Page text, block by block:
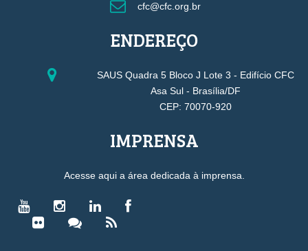
cfc@cfc.org.br
ENDEREÇO
SAUS Quadra 5 Bloco J Lote 3 - Edifício CFC
Asa Sul - Brasília/DF
CEP: 70070-920
IMPRENSA
Acesse aqui a área dedicada à imprensa.